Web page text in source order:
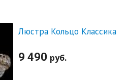
Люстра Кольцо Классика
9 490 руб.